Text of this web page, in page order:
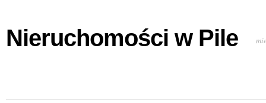
Nieruchomości w Pile